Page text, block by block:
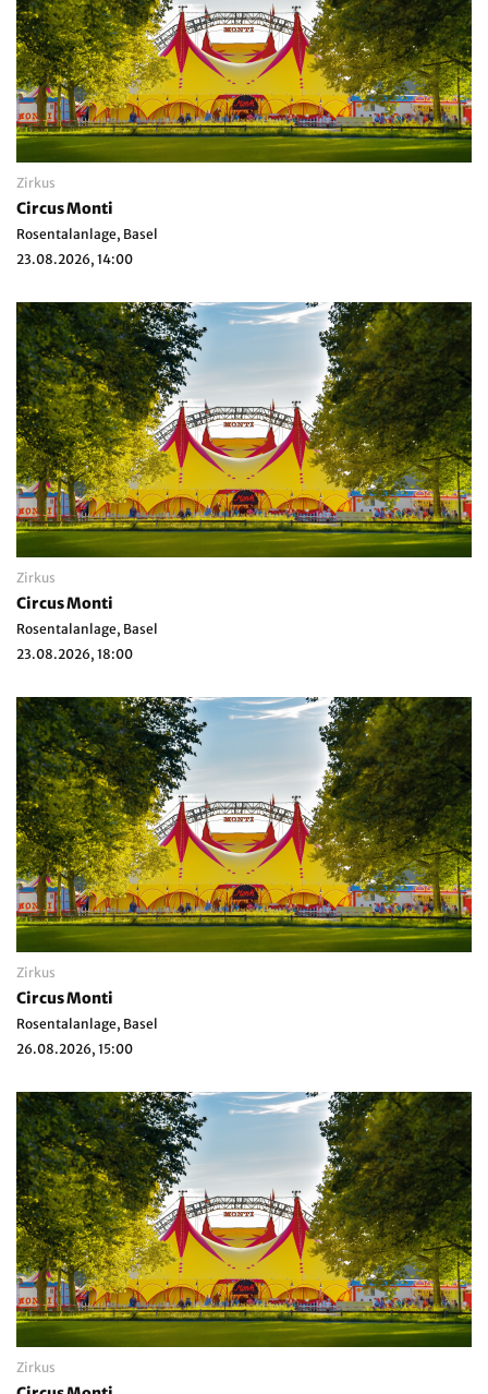
Zirkus
Circus Monti
Rosentalanlage, Basel
23.08.2026, 14:00
Zirkus
Circus Monti
Rosentalanlage, Basel
23.08.2026, 18:00
Zirkus
Circus Monti
Rosentalanlage, Basel
26.08.2026, 15:00
Zirkus